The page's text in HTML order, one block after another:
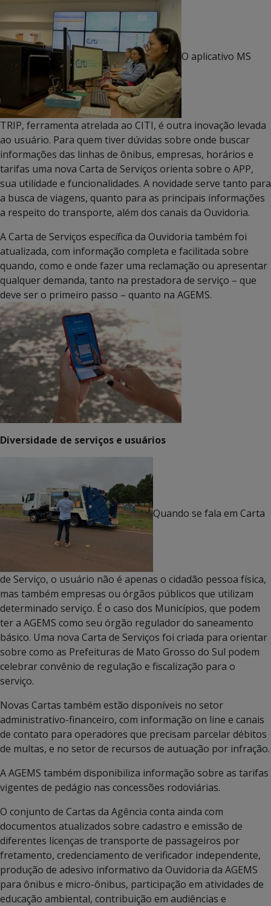
O aplicativo MS
TRIP, ferramenta atrelada ao CITI, é outra inovação levada
ao usuário. Para quem tiver dúvidas sobre onde buscar
informações das linhas de ônibus, empresas, horários e
tarifas uma nova Carta de Serviços orienta sobre o APP,
sua utilidade e funcionalidades. A novidade serve tanto para
a busca de viagens, quanto para as principais informações
a respeito do transporte, além dos canais da Ouvidoria.
A Carta de Serviços específica da Ouvidoria também foi
atualizada, com informação completa e facilitada sobre
quando, como e onde fazer uma reclamação ou apresentar
qualquer demanda, tanto na prestadora de serviço – que
deve ser o primeiro passo – quanto na AGEMS.
Diversidade de serviços e usuários
Quando se fala em Carta
de Serviço, o usuário não é apenas o cidadão pessoa física,
mas também empresas ou órgãos públicos que utilizam
determinado serviço. É o caso dos Municípios, que podem
ter a AGEMS como seu órgão regulador do saneamento
básico. Uma nova Carta de Serviços foi criada para orientar
sobre como as Prefeituras de Mato Grosso do Sul podem
celebrar convênio de regulação e fiscalização para o
serviço.
Novas Cartas também estão disponíveis no setor
administrativo-financeiro, com informação on line e canais
de contato para operadores que precisam parcelar débitos
de multas, e no setor de recursos de autuação por infração.
A AGEMS também disponibiliza informação sobre as tarifas
vigentes de pedágio nas concessões rodoviárias.
O conjunto de Cartas da Agência conta ainda com
documentos atualizados sobre cadastro e emissão de
diferentes licenças de transporte de passageiros por
fretamento, credenciamento de verificador independente,
produção de adesivo informativo da Ouvidoria da AGEMS
para ônibus e micro-ônibus, participação em atividades de
educação ambiental, contribuição em audiências e